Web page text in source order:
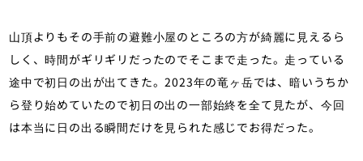
山頂よりもその手前の避難小屋のところの方が綺麗に見えるら
しく、時間がギリギリだったのでそこまで走った。走っている
途中で初日の出が出てきた。2023年の竜ヶ岳では、暗いうちか
ら登り始めていたので初日の出の一部始終を全て見たが、今回
は本当に日の出る瞬間だけを見られた感じでお得だった。